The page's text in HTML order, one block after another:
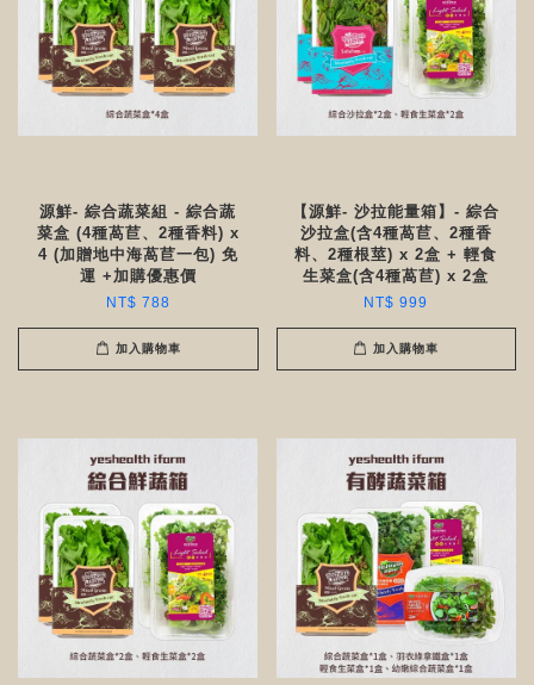
源鮮- 綜合蔬菜組 - 綜合蔬
菜盒 (4種萵苣、2種香料) x
4 (加贈地中海萵苣一包) 免
運 +加購優惠價
NT$ 788
加入購物車
【源鮮- 沙拉能量箱】- 綜合
沙拉盒(含4種萵苣、2種香
料、2種根莖) x 2盒 + 輕食
生菜盒(含4種萵苣) x 2盒
NT$ 999
加入購物車